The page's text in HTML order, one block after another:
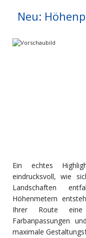
Neu:
Ein echtes
eindrucksvoll, wie
Landschaften
Höhenmetern
Ihrer Route eine
Farbanpassungen
maximale